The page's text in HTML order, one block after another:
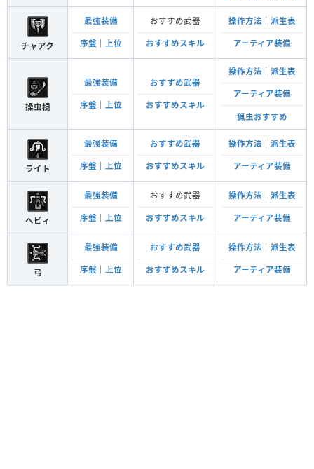
チャアク
最強装備
序盤 上位
おすすめ武器
おすすめスキル
操作方法 派生表
アーティア装備
操虫棍
最強装備
序盤 上位
おすすめ武器
おすすめスキル
操作方法 派生表
アーティア装備
猟虫おすすめ
ライト
最強装備
序盤 上位
おすすめ武器
おすすめスキル
操作方法 派生表
アーティア装備
ヘビィ
最強装備
序盤 上位
おすすめ武器
おすすめスキル
操作方法 派生表
アーティア装備
弓
最強装備
序盤 上位
おすすめ武器
おすすめスキル
操作方法 派生表
アーティア装備